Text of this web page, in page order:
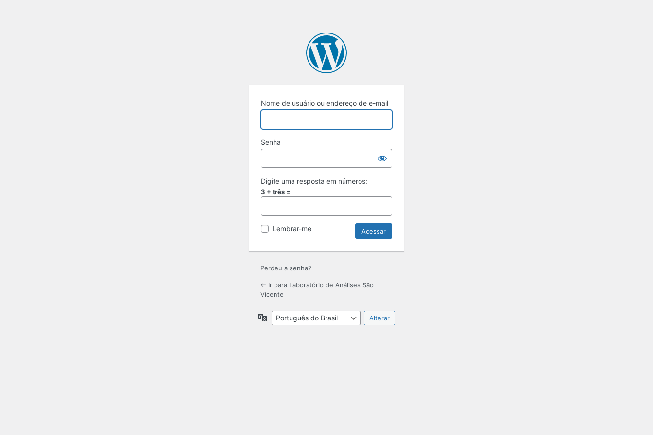
Nome de usuário ou endereço de e-mail
Senha
Digite uma resposta em números:
3 + três =
Lembrar-me
Perdeu a senha?
← Ir para Laboratório de Análises São
Vicente
Idioma